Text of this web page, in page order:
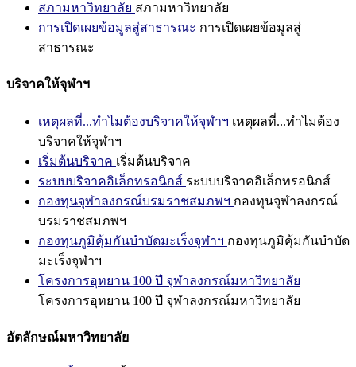
สภามหาวิทยาลัย สภามหาวิทยาลัย
การเปิดเผยข้อมูลสู่สาธารณะ การเปิดเผยข้อมูลสู่
สาธารณะ
บริจาคให้จุฬาฯ
เหตุผลที่...ทำไมต้องบริจาคให้จุฬาฯ เหตุผลที่...ทำไมต้อง
บริจาคให้จุฬาฯ
เริ่มต้นบริจาค เริ่มต้นบริจาค
ระบบบริจาคอิเล็กทรอนิกส์ ระบบบริจาคอิเล็กทรอนิกส์
กองทุนจุฬาลงกรณ์บรมราชสมภพฯ กองทุนจุฬาลงกรณ์
บรมราชสมภพฯ
กองทุนภูมิคุ้มกันบำบัดมะเร็งจุฬาฯ กองทุนภูมิคุ้มกันบำบัด
มะเร็งจุฬาฯ
โครงการอุทยาน 100 ปี จุฬาลงกรณ์มหาวิทยาลัย
โครงการอุทยาน 100 ปี จุฬาลงกรณ์มหาวิทยาลัย
อัตลักษณ์มหาวิทยาลัย